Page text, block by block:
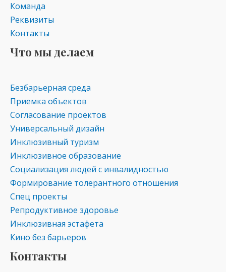
Команда
Реквизиты
Контакты
Что мы делаем
Безбарьерная среда
Приемка объектов
Согласование проектов
Универсальный дизайн
Инклюзивный туризм
Инклюзивное образование
Социализация людей с инвалидностью
Формирование толерантного отношения
Спец проекты
Репродуктивное здоровье
Инклюзивная эстафета
Кино без барьеров
Контакты